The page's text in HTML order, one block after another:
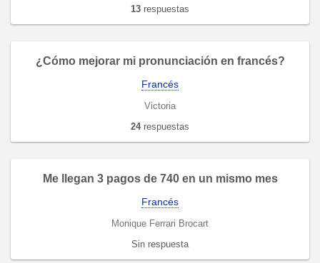
13 respuestas
¿Cómo mejorar mi pronunciación en francés?
Francés
Victoria
24respuestas
Me llegan 3 pagos de 740 en un mismo mes
Francés
Monique Ferrari Brocart
Sin respuesta